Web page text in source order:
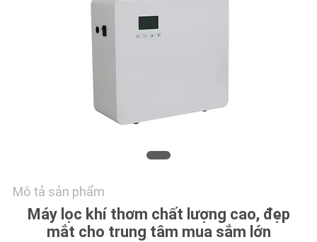
YÊU
CẦU
Mô tả sản phẩm
Máy lọc khí thơm chất lượng cao, đẹp
mắt cho trung tâm mua sắm lớn